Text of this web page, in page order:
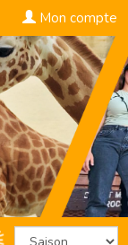
Mon compte